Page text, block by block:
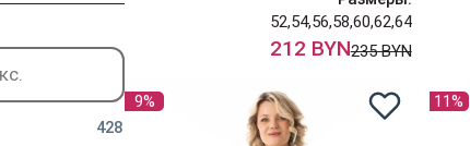
428
52,54,56,58,60,62,64
212 BYN235 BYN
9% 11%